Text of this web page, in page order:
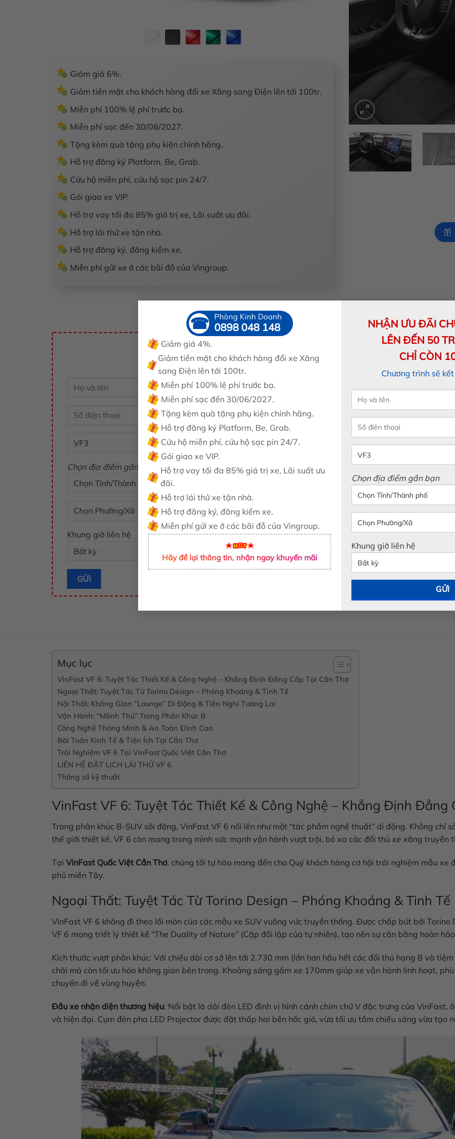
☎ Phòng Kinh Doanh
0898 048 148
Giảm giá 4%.
Giảm tiền mặt cho khách hàng đổi xe Xăng
sang Điện lên tới 100tr.
Miễn phí 100% lệ phí trước bạ.
Miễn phí sạc đến 30/06/2027.
Tặng kèm quà tặng phụ kiện chính hãng.
Hỗ trợ đăng ký Platform, Be, Grab.
Cứu hộ miễn phí, cứu hộ sạc pin 24/7.
Gói giao xe VIP.
Hỗ trợ vay tối đa 85% giá trị xe, Lãi suất ưu
đãi.
Hỗ trợ lái thử xe tận nhà.
Hỗ trợ đăng ký, đăng kiểm xe.
Miễn phí gửi xe ở các bãi đỗ của Vingroup.
Hãy để lại thông tin, nhận ngay khuyến mãi
NHẬN ƯU ĐÃI
LÊN ĐẾN 50
CHỈ CÒN
Chương trình sẽ
Chọn địa điểm gần bạn
Khung giờ liên hệ
Giảm giá 6%.
Giảm tiền mặt cho khách hàng đổi xe Xăng sang Điện lên tới 100tr.
Miễn phí 100% lệ phí trước bạ.
Miễn phí sạc đến 30/06/2027.
Tặng kèm quà tặng phụ kiện chính hãng.
Hỗ trợ đăng ký Platform, Be, Grab.
Cứu hộ miễn phí, cứu hộ sạc pin 24/7.
Gói giao xe VIP.
Hỗ trợ vay tối đa 85% giá trị xe, Lãi suất ưu đãi.
Hỗ trợ lái thử xe tận nhà.
Hỗ trợ đăng ký, đăng kiểm xe.
Miễn phí gửi xe ở các bãi đỗ của Vingroup.
Báo giá
Chọn địa điểm gần bạn
Khung giờ liên hệ
Các mẫu
VF6
Giá
VF6
Mục lục
VinFast VF 6: Tuyệt Tác Thiết Kế & Công Nghệ – Khẳng Định Đẳng Cấp Tại Cần Thơ
Ngoại Thất: Tuyệt Tác Từ Torino Design – Phóng Khoáng & Tinh Tế
Nội Thất: Không Gian “Lounge” Di Động & Tiện Nghi Tương Lai
Vận Hành: “Mãnh Thú” Trong Phân Khúc B
Công Nghệ Thông Minh & An Toàn Đỉnh Cao
Bài Toán Kinh Tế & Tiện Ích Tại Cần Thơ
Trải Nghiệm VF 6 Tại VinFast Quốc Việt Cần Thơ
LIÊN HỆ ĐẶT LỊCH LÁI THỬ VF 6
Thông số kỹ thuật
VinFast VF 6: Tuyệt Tác Thiết Kế & Công Nghệ – Khẳng Định Đẳng
Trong phân khúc B-SUV sôi động, VinFast VF 6 nổi lên như một “tác phẩm nghệ thuật” di động. Không chỉ
thế giới thiết kế, VF 6 còn mang trong mình sức mạnh vận hành vượt trội, bỏ xa các đối thủ xe xăng truyền
Tại VinFast Quốc Việt Cần Thơ, chúng tôi tự hào mang đến cho Quý khách hàng cơ hội trải nghiệm mẫu
phủ miền Tây.
Ngoại Thất: Tuyệt Tác Từ Torino Design – Phóng Khoáng & Tinh Tế
VinFast VF 6 không đi theo lối mòn của các mẫu xe SUV vuông vức truyền thống. Được chấp bút bởi
VF 6 mang triết lý thiết kế “The Duality of Nature” (Cặp đối lập của tự nhiên), tạo nên sự cân bằng hoàn
Kích thước vượt phân khúc: Với chiều dài cơ sở lên tới 2.730 mm (lớn hơn hầu hết các đối thủ hạng B và
chãi mà còn tối ưu hóa không gian bên trong. Khoảng sáng gầm xe 170mm giúp xe vận hành linh hoạt,
chuyến đi về vùng huyện.
Đầu xe nhận diện thương hiệu: Nổi bật là dải đèn LED định vị hình cánh chim chữ V đặc trưng của
và hiện đại. Cụm đèn pha LED Projector được đặt thấp hai bên hốc gió, vừa tối ưu tầm chiếu sáng vừa tạo